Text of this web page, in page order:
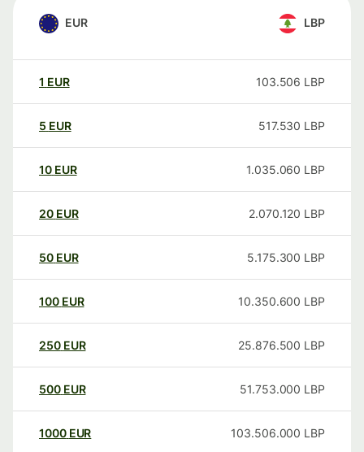
EUR LBP
1 EUR 103.506 LBP
5 EUR 517.530 LBP
10 EUR 1.035.060 LBP
20 EUR 2.070.120 LBP
50 EUR 5.175.300 LBP
100 EUR 10.350.600 LBP
250 EUR 25.876.500 LBP
500 EUR 51.753.000 LBP
1000 EUR 103.506.000 LBP